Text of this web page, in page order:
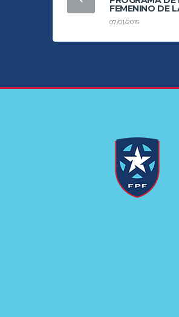
FEMENINO DE
07/01/2015